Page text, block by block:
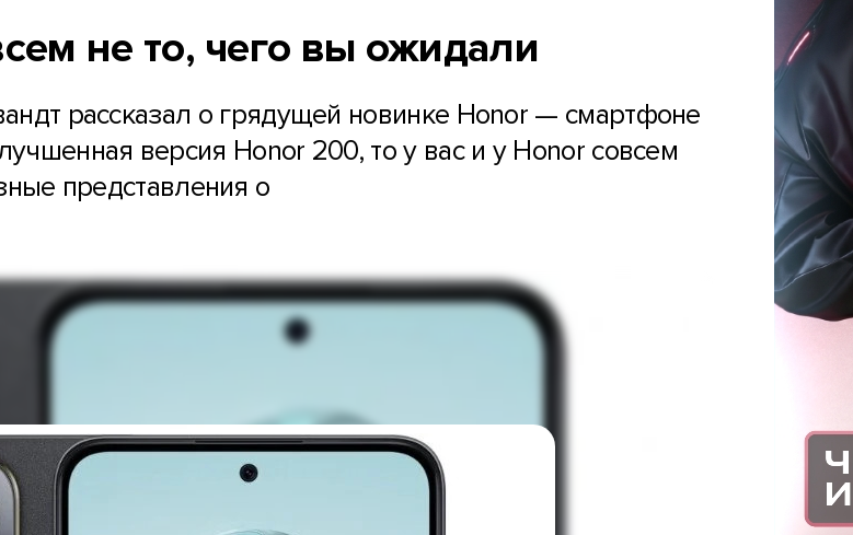
не то, чего вы ожидали
рассказал о грядущей новинке Honor — смартфоне
версия Honor 200, то у вас и у Honor совсем
представления о